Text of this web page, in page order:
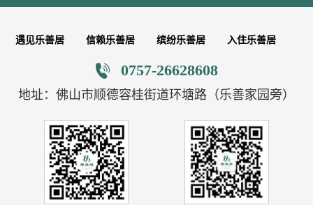
遇见乐善居 信赖乐善居 缤纷乐善居 入住乐善居
0757-26628608
地址：佛山市顺德容桂街道环塘路（乐善家园旁）